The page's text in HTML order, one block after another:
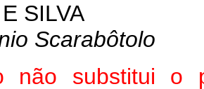
SILVA
Scarabôtolo
não substitui o